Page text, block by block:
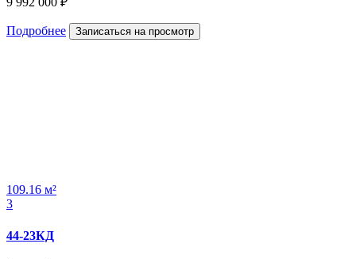
Подробнее Записаться на просмотр
109.16 м²
3
44-23КД